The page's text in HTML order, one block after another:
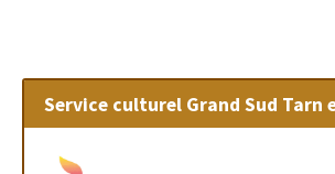
Service culturel Grand Sud Tarn